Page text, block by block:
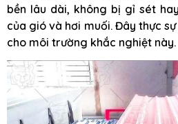
bền lâu dài, không bị gỉ sét
của gió và hơi muối. Đây thực
cho môi trường khắc nghiệt này.